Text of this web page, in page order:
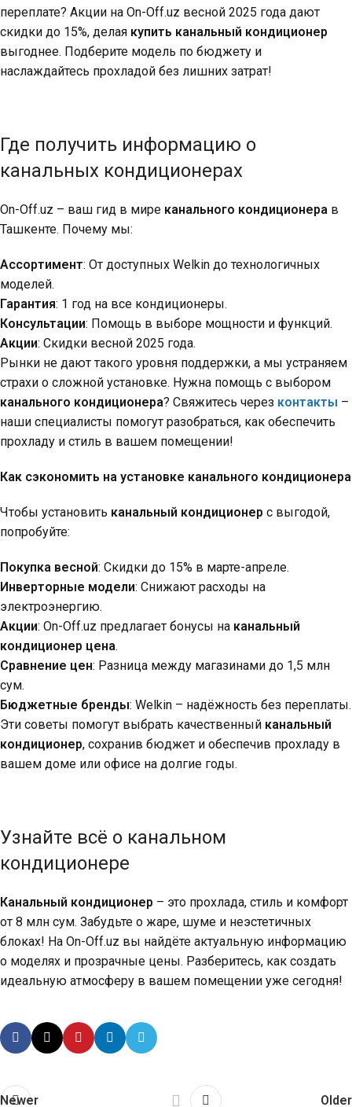
переплате? Акции на On-Off.uz весной 2025 года дают
скидки до 15%, делая купить канальный кондиционер
выгоднее. Подберите модель по бюджету и
наслаждайтесь прохладой без лишних затрат!
Где получить информацию о
канальных кондиционерах
On-Off.uz – ваш гид в мире канального кондиционера в
Ташкенте. Почему мы:
Ассортимент: От доступных Welkin до технологичных
моделей.
Гарантия: 1 год на все кондиционеры.
Консультации: Помощь в выборе мощности и функций.
Акции: Скидки весной 2025 года.
Рынки не дают такого уровня поддержки, а мы устраняем
страхи о сложной установке. Нужна помощь с выбором
канального кондиционера? Свяжитесь через контакты –
наши специалисты помогут разобраться, как обеспечить
прохладу и стиль в вашем помещении!
Как сэкономить на установке канального кондиционера
Чтобы установить канальный кондиционер с выгодой,
попробуйте:
Покупка весной: Скидки до 15% в марте-апреле.
Инверторные модели: Снижают расходы на
электроэнергию.
Акции: On-Off.uz предлагает бонусы на канальный
кондиционер цена.
Сравнение цен: Разница между магазинами до 1,5 млн
сум.
Бюджетные бренды: Welkin – надёжность без переплаты.
Эти советы помогут выбрать качественный канальный
кондиционер, сохранив бюджет и обеспечив прохладу в
вашем доме или офисе на долгие годы.
Узнайте всё о канальном
кондиционере
Канальный кондиционер – это прохлада, стиль и комфорт
от 8 млн сум. Забудьте о жаре, шуме и неэстетичных
блоках! На On-Off.uz вы найдёте актуальную информацию
о моделях и прозрачные цены. Разберитесь, как создать
идеальную атмосферу в вашем помещении уже сегодня!
Newer Older